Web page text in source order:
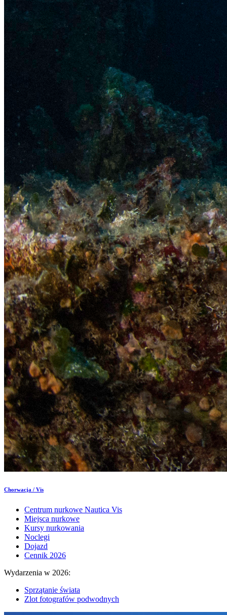
Chorwacja / Vis
Centrum nurkowe Nautica Vis
Miejsca nurkowe
Kursy nurkowania
Noclegi
Dojazd
Cennik 2026
Wydarzenia w 2026:
Sprzątanie świata
Zlot fotografów podwodnych